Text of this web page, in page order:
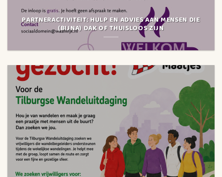
PARTNERACTIVITEIT: HULP EN ADVIES AAN MENSEN DIE
(BIJNA) DAK OF THUISLOOS ZIJN